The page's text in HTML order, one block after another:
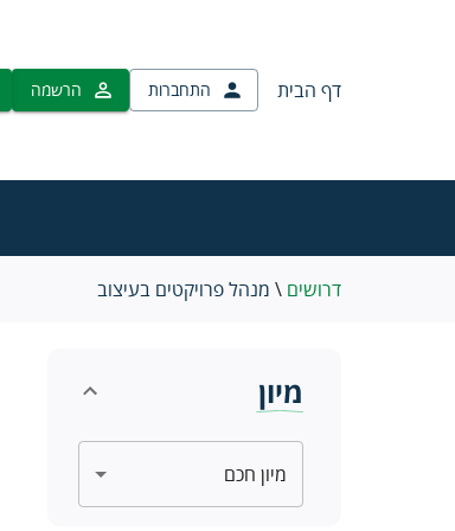
דף הבית התחברות הרשמה
דרושים \ מנהל פרויקטים בעיצוב
מיון